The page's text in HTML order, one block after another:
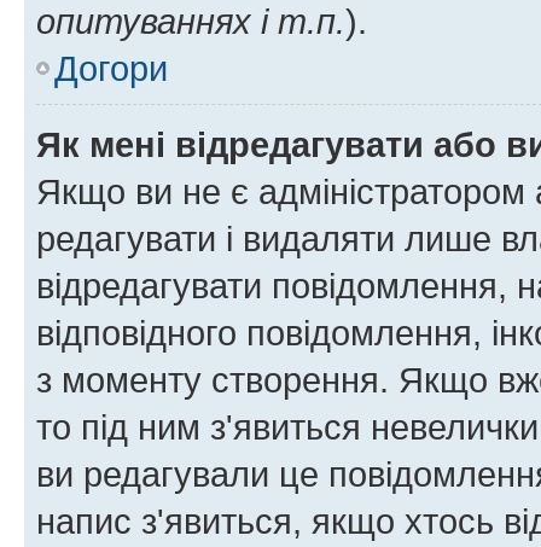
опитуваннях і т.п.).
Догори
Як мені відредагувати або
Якщо ви не є
редагувати і видаляти лише
відредагувати повідомлення,
відповідного повідомлення,
з моменту створення. Якщо
то під ним з'явиться
ви редагували це
напис з'явиться, якщо хтось